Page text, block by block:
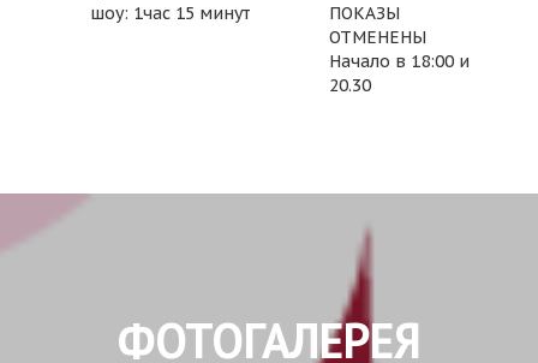
шоу: 1час 15 минут
ПОКАЗЫ
ОТМЕНЕНЫ
Начало в 18:00 и
20.30
ФОТОГАЛЕРЕЯ